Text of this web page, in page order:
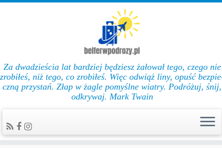
Za dwadzieścia lat bar­dziej będziesz żałował te­go, cze­go nie
zro­biłeś, niż te­go, co zro­biłeś. Więc od­wiąż li­ny, opuść
czną przys­tań. Złap w żag­le po­myślne wiat­ry. Podróżuj, śnij,
odkrywaj. Mark Twain